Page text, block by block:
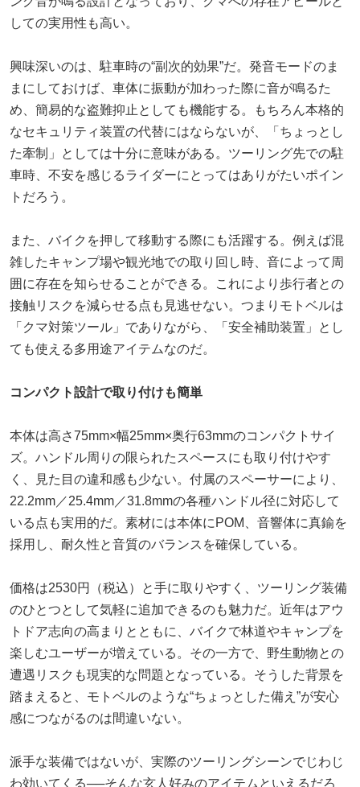
しての実用性も高い。
興味深いのは、駐車時の“副次的効果”だ。発音モードのま
まにしておけば、車体に振動が加わった際に音が鳴るた
め、簡易的な盗難抑止としても機能する。もちろん本格的
なセキュリティ装置の代替にはならないが、「ちょっとし
た牽制」としては十分に意味がある。ツーリング先での駐
車時、不安を感じるライダーにとってはありがたいポイン
トだろう。
また、バイクを押して移動する際にも活躍する。例えば混
雑したキャンプ場や観光地での取り回し時、音によって周
囲に存在を知らせることができる。これにより歩行者との
接触リスクを減らせる点も見逃せない。つまりモトベルは
「クマ対策ツール」でありながら、「安全補助装置」とし
ても使える多用途アイテムなのだ。
コンパクト設計で取り付けも簡単
本体は高さ75mm×幅25mm×奥行63mmのコンパクトサイ
ズ。ハンドル周りの限られたスペースにも取り付けやす
く、見た目の違和感も少ない。付属のスペーサーにより、
22.2mm／25.4mm／31.8mmの各種ハンドル径に対応して
いる点も実用的だ。素材には本体にPOM、音響体に真鍮を
採用し、耐久性と音質のバランスを確保している。
価格は2530円（税込）と手に取りやすく、ツーリング装備
のひとつとして気軽に追加できるのも魅力だ。近年はアウ
トドア志向の高まりとともに、バイクで林道やキャンプを
楽しむユーザーが増えている。その一方で、野生動物との
遭遇リスクも現実的な問題となっている。そうした背景を
踏まえると、モトベルのような“ちょっとした備え”が安心
感につながるのは間違いない。
派手な装備ではないが、実際のツーリングシーンでじわじ
わ効いてくる──そんな玄人好みのアイテムといえるだろ